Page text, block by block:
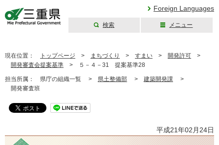
Foreign Languages
検索 メニュー
現在位置： トップページ > まちづくり > すまい > 開発許可 >
開発審査会提案基準 > ５－４－31 提案基準28
担当所属： 県庁の組織一覧 > 県土整備部 > 建築開発課 >
開発審査班
平成21年02月24日